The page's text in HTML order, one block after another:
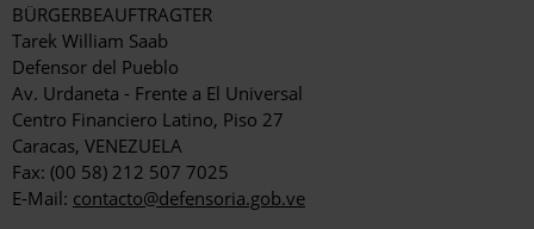
BÜRGERBEAUFTRAGTER
Tarek William Saab
Defensor del Pueblo
Av. Urdaneta - Frente a El Universal
Centro Financiero Latino, Piso 27
Caracas, VENEZUELA
Fax: (00 58) 212 507 7025
E-Mail: contacto@defensoria.gob.ve